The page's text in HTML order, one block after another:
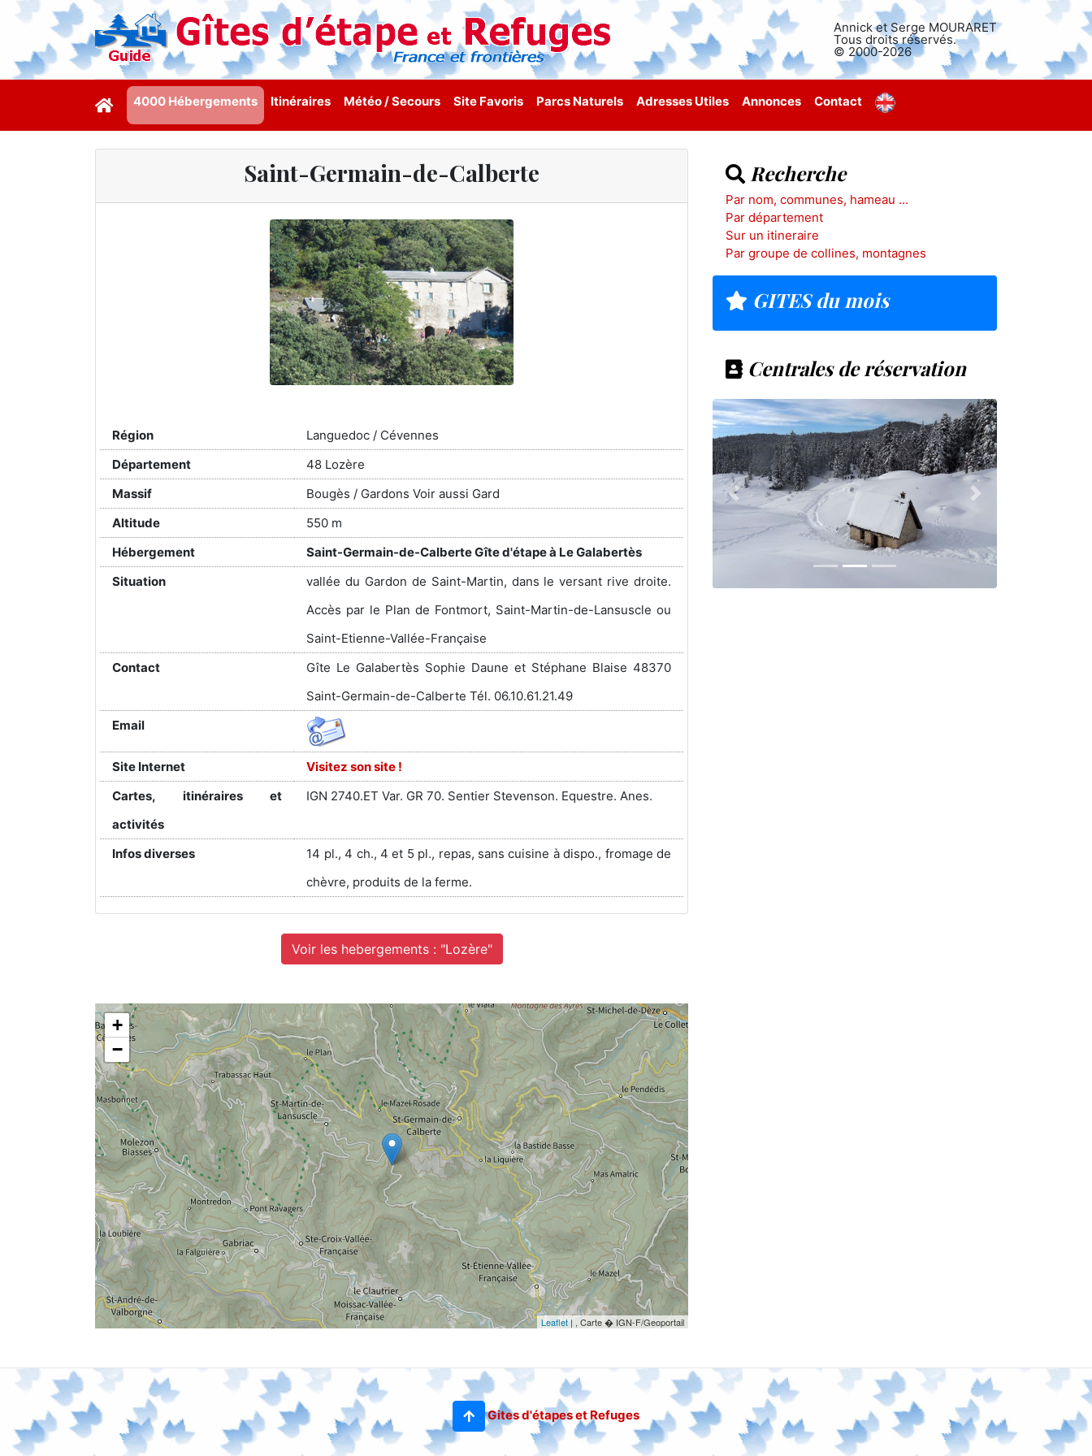
Annick et Serge MOURARET
Tous droits réservés.
© 2000-2026
4000 Hébergements Itinéraires Météo / Secours Site Favoris Parcs Naturels Adresses Utiles Annonces Contact
Saint-Germain-de-Calberte
Région
Languedoc / Cévennes
Département
48 Lozère
Massif
Bougès / Gardons Voir aussi Gard
Altitude
550 m
Hébergement
Saint-Germain-de-Calberte Gîte d'étape à Le Galabertès
Situation
vallée du Gardon de Saint-Martin, dans le versant rive droite.
Accès par le Plan de Fontmort, Saint-Martin-de-Lansuscle ou
Saint-Etienne-Vallée-Française
Contact
Gîte Le Galabertès Sophie Daune et Stéphane Blaise 48370
Saint-Germain-de-Calberte Tél. 06.10.61.21.49
Email
Site Internet
Visitez son site !
Cartes, itinéraires et
activités
IGN 2740.ET Var. GR 70. Sentier Stevenson. Equestre. Anes.
Infos diverses
14 pl., 4 ch., 4 et 5 pl., repas, sans cuisine à dispo., fromage de
chèvre, produits de la ferme.
Voir les hebergements : "Lozère"
+
−
Leaflet | , Carte � IGN-F/Geoportail
Recherche
Par nom, communes, hameau ...
Par département
Sur un itineraire
Par groupe de collines, montagnes
GITES du mois
Centrales de réservation
Gites d'étapes et Refuges